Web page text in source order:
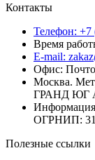
Контакты
Телефон: +7
Время
E-mail:
Офис:
Москва.
ГРАНД ЮГ
ОГРНИП:
Полезные ссылки